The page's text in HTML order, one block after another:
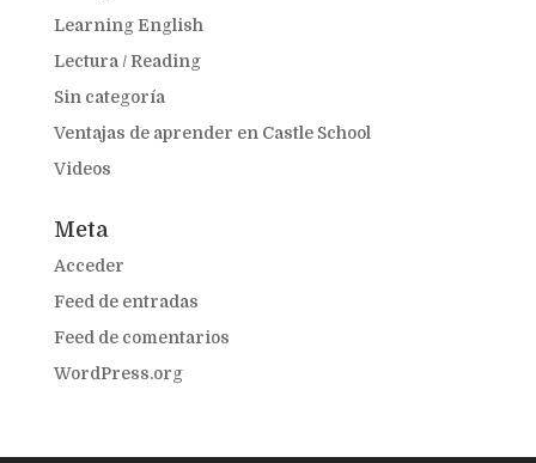
Learning English
Lectura / Reading
Sin categoría
Ventajas de aprender en Castle School
Videos
Meta
Acceder
Feed de entradas
Feed de comentarios
WordPress.org